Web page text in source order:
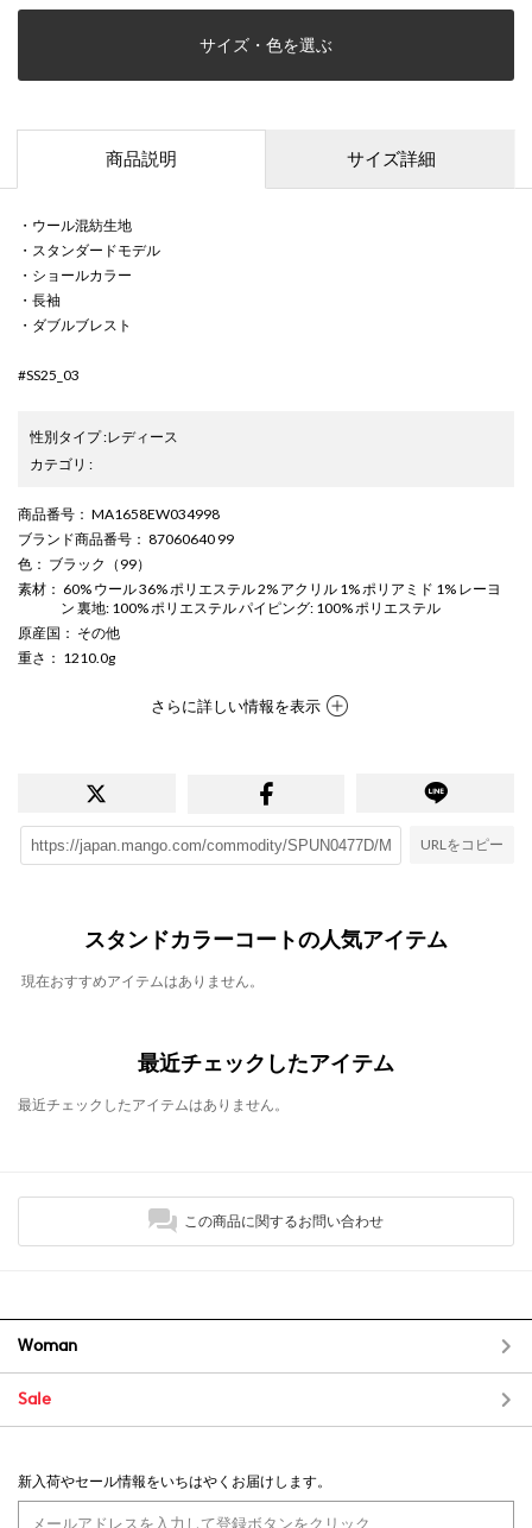
サイズ・色を選ぶ
商品説明 サイズ詳細
・ウール混紡生地
・スタンダードモデル
・ショールカラー
・長袖
・ダブルブレスト
#SS25_03
性別タイプ:レディース
カテゴリ :
商品番号 ： MA1658EW034998
ブランド商品番号 ： 87060640 99
色 ： ブラック（99）
素材 ： 60% ウール 36% ポリエステル 2% アクリル 1% ポリアミド 1% レーヨ
ン 裏地: 100% ポリエステル パイピング: 100% ポリエステル
原産国 ： その他
重さ ： 1210.0g
さらに詳しい情報を表示
URLをコピー
スタンドカラーコートの人気アイテム
現在おすすめアイテムはありません。
最近チェックしたアイテム
最近チェックしたアイテムはありません。
この商品に関するお問い合わせ
Woman
Sale
新入荷やセール情報をいちはやくお届けします。